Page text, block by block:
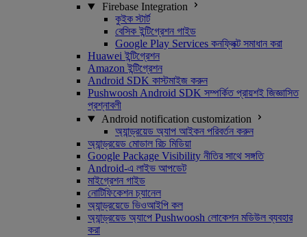
Firebase Integration
কুইক স্টার্ট
বেসিক ইন্টিগ্রেশন গাইড
Google Play Services কনফ্লিক্ট সমাধান করা
Huawei ইন্টিগ্রেশন
Amazon ইন্টিগ্রেশন
Android SDK কাস্টমাইজ করুন
Pushwoosh Android SDK সম্পর্কিত প্রায়শই জিজ্ঞাসিত
প্রশ্নাবলী
Android notification customization
অ্যান্ড্রয়েড অ্যাপ আইকন পরিবর্তন করুন
অ্যান্ড্রয়েড মোডাল রিচ মিডিয়া
Google Package Visibility নীতির সাথে সঙ্গতি
Android-এ লাইভ আপডেট
মাইগ্রেশন গাইড
নোটিফিকেশন চ্যানেল
অ্যান্ড্রয়েডে ভিওআইপি কল
অ্যান্ড্রয়েড অ্যাপে Pushwoosh লোকেশন মডিউল ব্যবহার
করা